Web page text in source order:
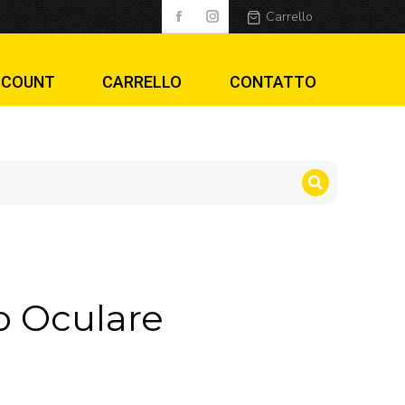
Carrello
CARRELLO CONTATTO
Oculare